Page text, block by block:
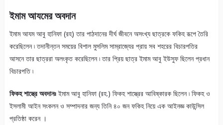
ইমাম আযমের অবদান
ইমাম আযম আবু হানিফা (রহ) তার পাঠদানের দীর্ঘ জীবনে অসংখ্য ছাত্রকে ফকিহ রূপে তৈরি
করেছিলেন ৷ তদানীন্তন সময়ের বিশাল মুসলিম সাম্রাজ্যের প্রায় সব শহরের বিচারপতির
আসনে তার ছাত্ররা অলংকৃত করেছিলেন ৷ তার প্রিয় ছাত্র ইমাম আবু ইউসুফ ছিলেন প্রধান
বিচারপতি ৷
ফিকহ শাস্ত্রে অবদানঃইমাম আবু হানিফা (রহ.) ফিকহ শাস্ত্রের আবিষ্কারক ছিলেন ৷ ফিকহ ও
ইসলামী আইন সংকলন ও সম্পাদনার জন্য তিনি ৪০ জন ফকিহ নিয়ে এক আইনজ্ঞ কাউন্সিল
প্রতিষ্ঠা করেন ।